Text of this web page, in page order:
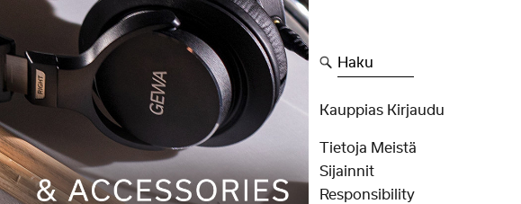
Haku
Kauppias Kirjaudu
Tietoja Meistä
Sijainnit
Responsibility